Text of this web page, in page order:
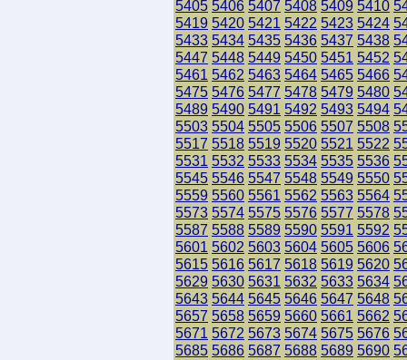
5405 5406 5407 5408 5409 5410
5419 5420 5421 5422 5423 5424
5433 5434 5435 5436 5437 5438
5447 5448 5449 5450 5451 5452
5461 5462 5463 5464 5465 5466
5475 5476 5477 5478 5479 5480
5489 5490 5491 5492 5493 5494
5503 5504 5505 5506 5507 5508
5517 5518 5519 5520 5521 5522
5531 5532 5533 5534 5535 5536
5545 5546 5547 5548 5549 5550
5559 5560 5561 5562 5563 5564
5573 5574 5575 5576 5577 5578
5587 5588 5589 5590 5591 5592
5601 5602 5603 5604 5605 5606
5615 5616 5617 5618 5619 5620
5629 5630 5631 5632 5633 5634
5643 5644 5645 5646 5647 5648
5657 5658 5659 5660 5661 5662
5671 5672 5673 5674 5675 5676
5685 5686 5687 5688 5689 5690